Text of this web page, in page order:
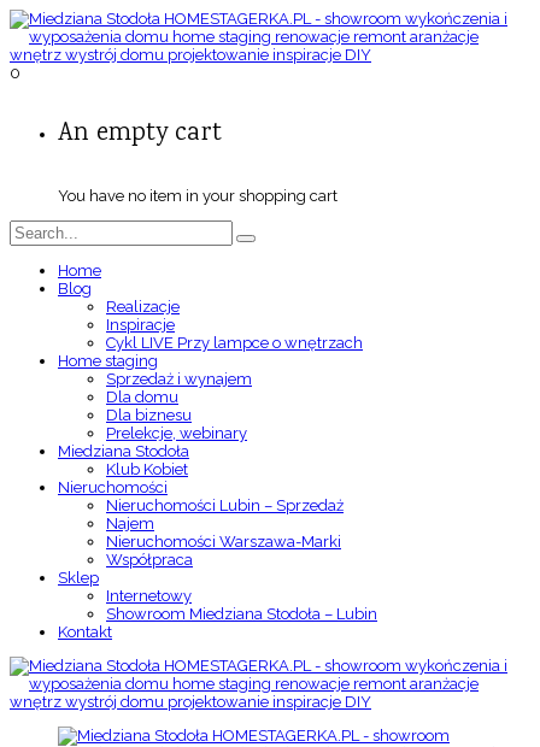
0
An empty cart
You have no item in your shopping cart
Home
Blog
Realizacje
Inspiracje
Cykl LIVE Przy lampce o wnętrzach
Home staging
Sprzedaż i wynajem
Dla domu
Dla biznesu
Prelekcje, webinary
Miedziana Stodoła
Klub Kobiet
Nieruchomości
Nieruchomości Lubin – Sprzedaż
Najem
Nieruchomości Warszawa-Marki
Współpraca
Sklep
Internetowy
Showroom Miedziana Stodoła – Lubin
Kontakt